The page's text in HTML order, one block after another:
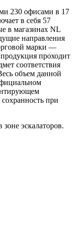
230 офисами в 17
в себя 57
в магазинах NL
направления
марки —
проходит
соответствия
объем данной
при
эскалаторов.